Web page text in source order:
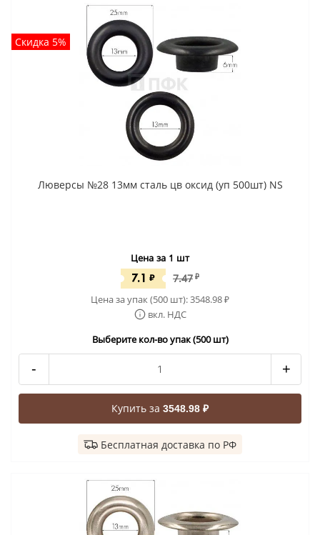
Скидка 5%
Люверсы №28 13мм сталь цв оксид (уп 500шт) NS
Цена за 1 шт
7.1 ₽ 7.47 ₽
Цена за упак (500 шт):3548.98₽
вкл. НДС
Выберите кол-во упак (500 шт)
- +
Купить за 3548.98 ₽
Бесплатная доставка по РФ